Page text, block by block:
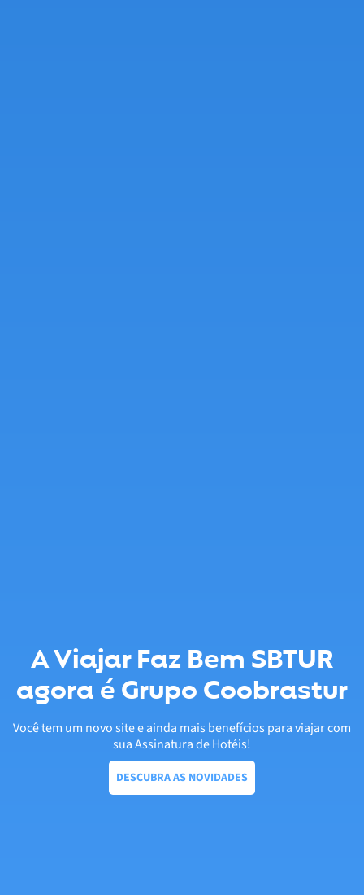
A Viajar Faz Bem SBTUR
agora é Grupo Coobrastur
Você tem um novo site e ainda mais benefícios para viajar com
sua Assinatura de Hotéis!
DESCUBRA AS NOVIDADES